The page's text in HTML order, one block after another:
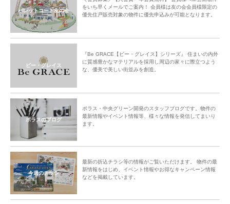
パレットコート友の会
をいち早くメールでご案内！ 会員様は友の会会員様限定の
優先住戸販売対象の物件に優先申込みが可能となります。
ビー・グレイス
『Be GRACE【ビー・グレイス】シリーズ』 住まいの内外
に質感豊かなマテリアルを採用し周辺の家々に際立つよう
な、優美で美しい街並みを創造。
ポラスのブログ
ポラス・中央グリーン開発のスタッフブログです。物件の
最新情報やイベント情報等、様々な情報を発信してまいり
ます。
今週のチラシ
最新の折込チラシ等の情報がご覧いただけます。 物件の最
新情報をはじめ、イベント情報やお得なキャンペーン情報
などを掲載しています。